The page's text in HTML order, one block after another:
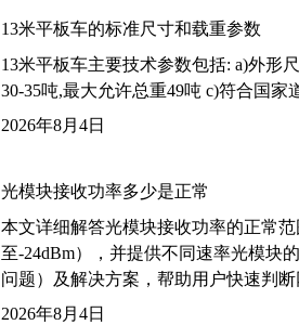
13米平板车的标准尺寸和载重参数
13米平板车主要技术参数包括: a)外形
30-35吨,最大允许总重49吨 c)符合国
2026年8月4日
光模块接收功率多少是正常
本文详细解答光模块接收功率的正常
至-24dBm），并提供不同速率光模块
问题）及解决方案，帮助用户快速判断
2026年8月4日